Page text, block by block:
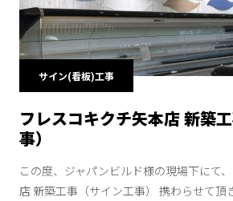
サイン(看板)工事
フレスコキクチ矢本店 新築
事）
この度、ジャパンビルド様の現場下にて
店 新築工事（サイン工事） 携わらせて頂